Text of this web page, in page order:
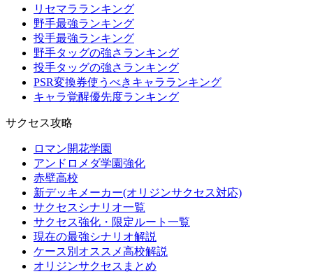
リセマラランキング
野手最強ランキング
投手最強ランキング
野手タッグの強さランキング
投手タッグの強さランキング
PSR変換券使うべきキャラランキング
キャラ覚醒優先度ランキング
サクセス攻略
ロマン開花学園
アンドロメダ学園強化
赤壁高校
新デッキメーカー(オリジンサクセス対応)
サクセスシナリオ一覧
サクセス強化・限定ルート一覧
現在の最強シナリオ解説
ケース別オススメ高校解説
オリジンサクセスまとめ